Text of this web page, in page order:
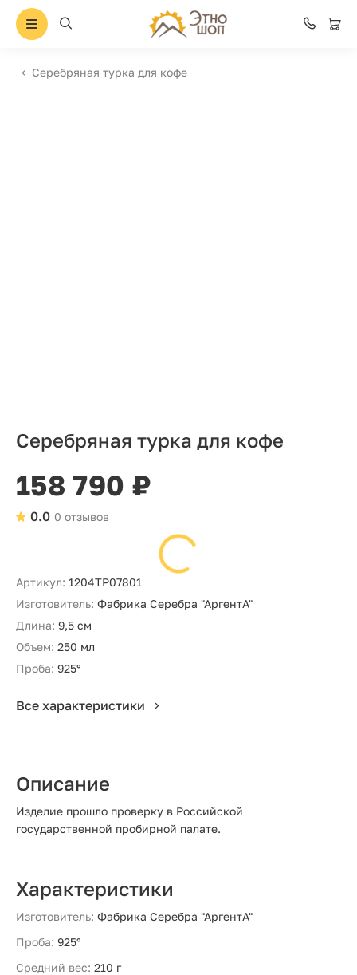
Серебряная турка для кофе
Серебряная турка для кофе
158 790 ₽
0 отзывов
0.0
Артикул: 1204ТР07801
Изготовитель: Фабрика Серебра "АргентА"
Длина: 9,5 см
Объем: 250 мл
Проба: 925°
Все характеристики
Описание
Изделие прошло проверку в Российской
государственной пробирной палате.
Характеристики
Изготовитель: Фабрика Серебра "АргентА"
Проба: 925°
Средний вес: 210 г